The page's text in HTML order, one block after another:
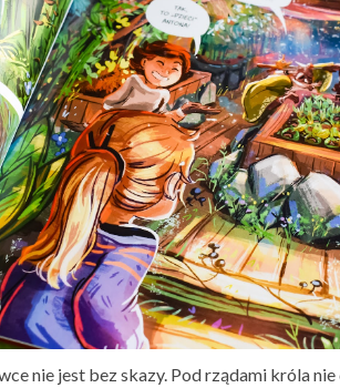
nie jest bez skazy. Pod rządami króla nie